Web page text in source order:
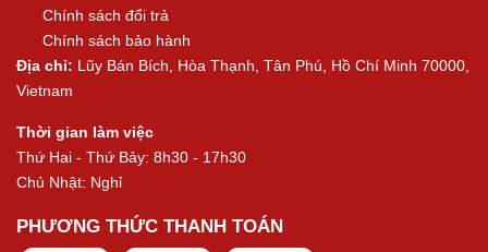
Chính sách đổi trả
Chính sách bảo hành
Địa chỉ: Lũy Bán Bích, Hòa Thạnh, Tân Phú, Hồ Chí Minh 70000,
Vietnam
Thời gian làm việc
Thứ Hai - Thứ Bảy: 8h30 - 17h30
Chủ Nhật: Nghỉ
PHƯƠNG THỨC THANH TOÁN